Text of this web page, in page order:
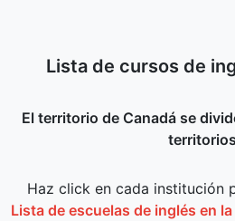
Lista de cursos de
El territorio de Canadá se
territorios
Haz click en cada institución
Lista de escuelas de inglés en